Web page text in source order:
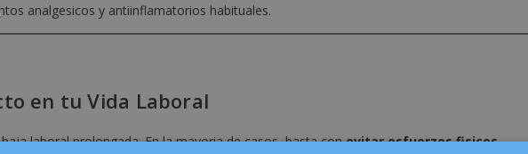
analgesicos y antiinflamatorios habituales.
en tu Vida Laboral
laboral prolongada. En la mayoria de casos, basta conevitar esfuerzos fisicos